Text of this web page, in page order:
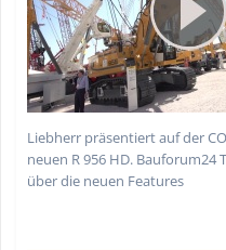
Liebherr präsentiert auf der
neuen R 956 HD. Bauforum24
über die neuen Features